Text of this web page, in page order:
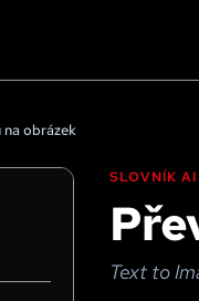
obrázek
SLOVNÍK AI
Text to